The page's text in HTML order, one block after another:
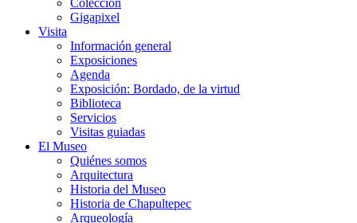
Colección
Gigapixel
Visita
Información general
Exposiciones
Agenda
Exposición: Bordado, de la virtud
Biblioteca
Servicios
Visitas guiadas
El Museo
Quiénes somos
Arquitectura
Historia del Museo
Historia de Chapultepec
Arqueología